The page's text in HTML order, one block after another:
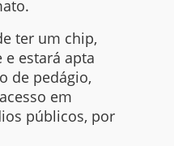
ter um chip,
estará apta
de pedágio,
em
públicos, por